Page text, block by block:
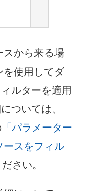
スから来る場
を使用してダ
ルターを適用
ついては、
「パラメーター
ースをフィル
さい。